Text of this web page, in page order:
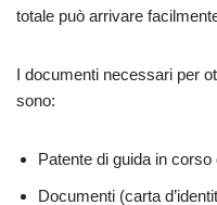
totale può arrivare
I documenti necessari per
sono:
Patente di guida in corso
Documenti (carta